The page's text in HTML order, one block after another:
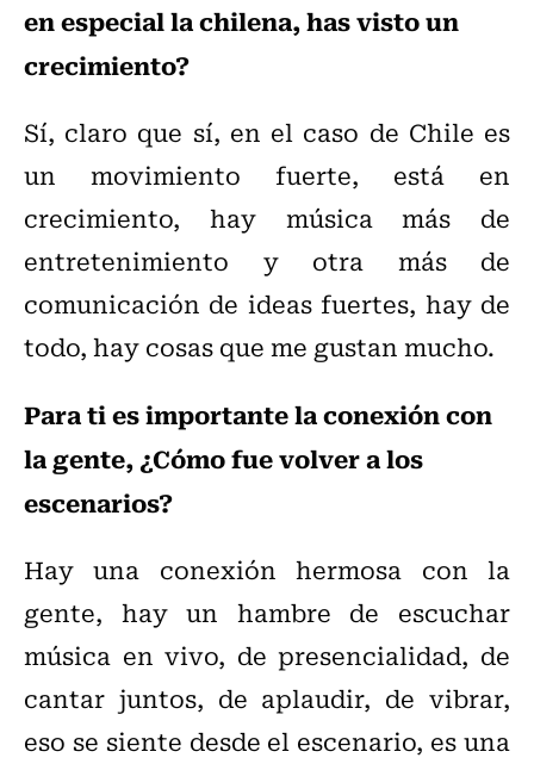
en especial la chilena, has visto un
crecimiento?
Sí, claro que sí, en el caso de Chile es
un movimiento fuerte, está en
crecimiento, hay música más de
entretenimiento y otra más de
comunicación de ideas fuertes, hay de
todo, hay cosas que me gustan mucho.
Para ti es importante la conexión con
la gente, ¿Cómo fue volver a los
escenarios?
Hay una conexión hermosa con la
gente, hay un hambre de escuchar
música en vivo, de presencialidad, de
cantar juntos, de aplaudir, de vibrar,
eso se siente desde el escenario, es una